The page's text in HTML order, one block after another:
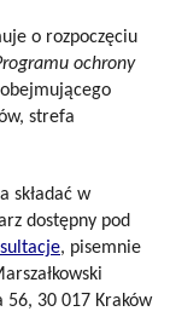
o rozpoczęciu
ochrony
obejmującego
strefa
składać w
dostępny pod
, pisemnie
56, 30 017 Kraków